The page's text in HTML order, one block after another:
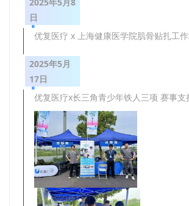
日
优复医疗 x 上海健康医学院肌骨贴扎工
2025年5月
17日
优复医疗x长三角青少年铁人三项 赛事支